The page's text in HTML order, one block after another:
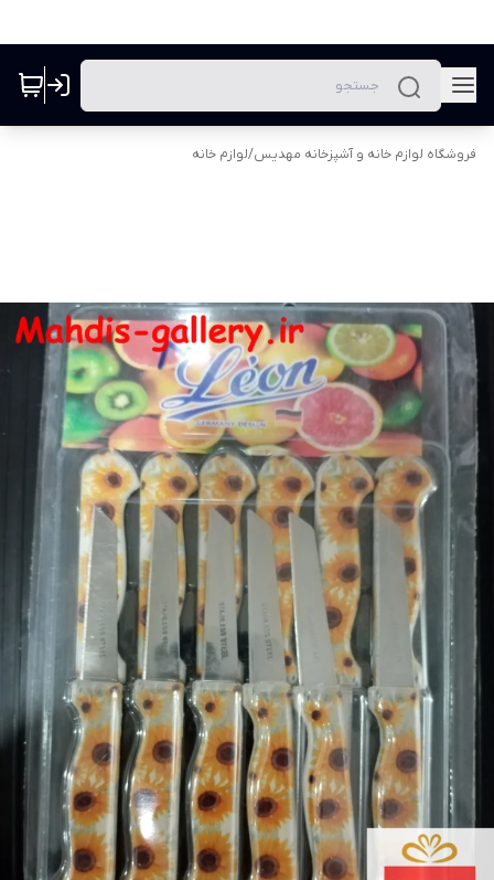
فروشگاه لوازم خانه و آشپزخانه مهدیس/لوازم خانه